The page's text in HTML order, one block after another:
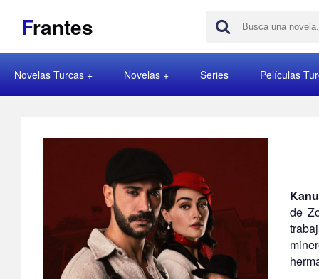
Frantes
Novelas Turcas Novelas Series Películas
de